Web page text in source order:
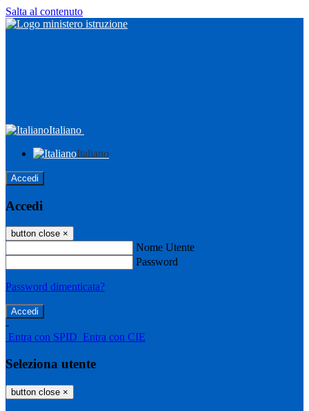
Salta al contenuto
Italiano
Italiano
Accedi
Accedi
button close ×
Nome Utente
Password
Password dimenticata?
-
Entra con SPID Entra con CIE
Seleziona utente
button close ×